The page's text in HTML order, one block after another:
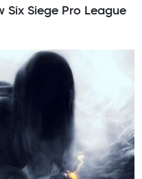
Six Siege Pro League